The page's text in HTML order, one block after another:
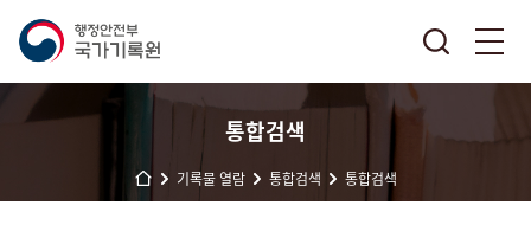
통합검색
기록물 열람 통합검색 통합검색